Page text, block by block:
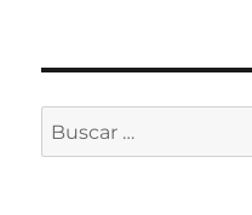
Buscar
por: